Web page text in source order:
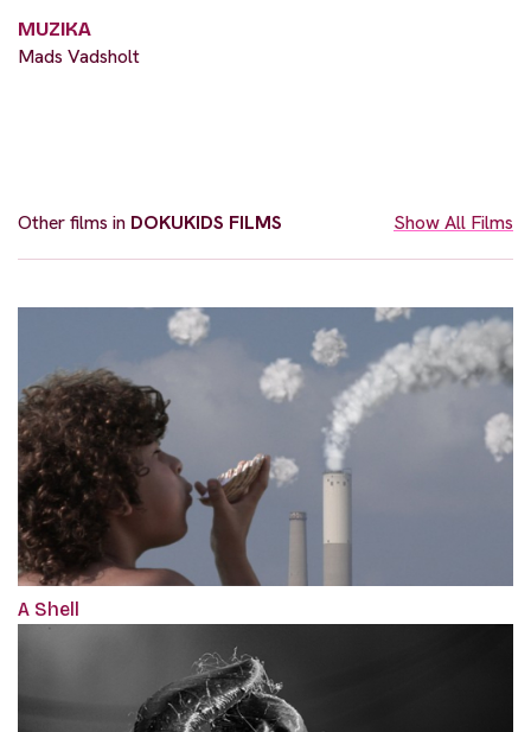
MUZIKA
Mads Vadsholt
Other films in DOKUKIDS FILMS Show All Films
A Shell